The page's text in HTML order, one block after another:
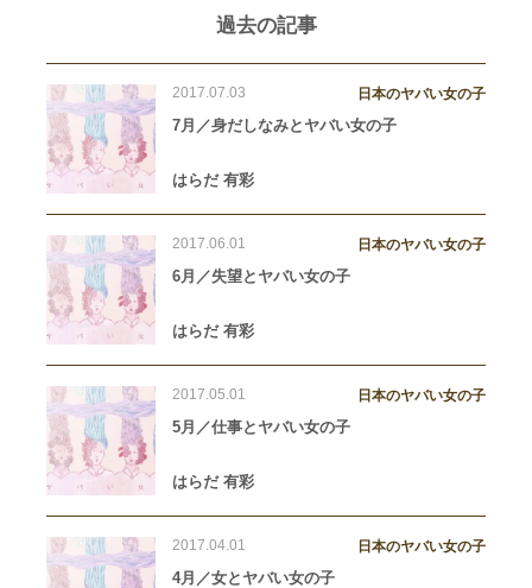
過去の記事
2017.07.03 日本のヤバい女の子
7月／身だしなみとヤバい女の子
はらだ 有彩
2017.06.01 日本のヤバい女の子
6月／失望とヤバい女の子
はらだ 有彩
2017.05.01 日本のヤバい女の子
5月／仕事とヤバい女の子
はらだ 有彩
2017.04.01 日本のヤバい女の子
4月／女とヤバい女の子